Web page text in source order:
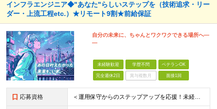
インフラエンジニア◆"あなた"らしいステップを（技術追求・リー
ダー・上流工程etc.）★リモート9割★前給保証
自分の未来に、ちゃんとワクワクできる場所へ―
―
未経験歓迎 学歴不問 ベテランOK
完全週休2日 賞与複数月 面接1回
応募資格 ＜運用保守からのステップアップを応援！未経験からの挑戦も大歓迎です♪＞ ■インフラエンジニアとして何らかの実務経験がある方（経験領域不問） ■学歴不問 【こんな方にピッタリの環境です！】 ・運用保守